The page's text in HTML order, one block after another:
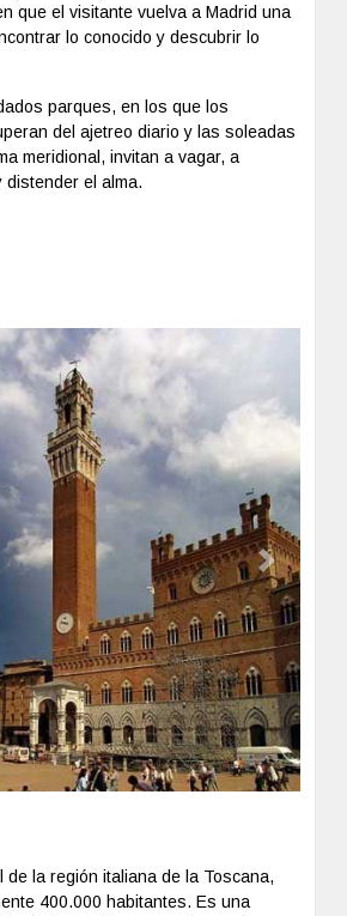
que el visitante vuelva a Madrid una
lo conocido y descubrir lo
parques, en los que los
del ajetreo diario y las soleadas
meridional, invitan a vagar, a
distender el alma.
Next
de la región italiana de la Toscana,
400.000 habitantes. Es una